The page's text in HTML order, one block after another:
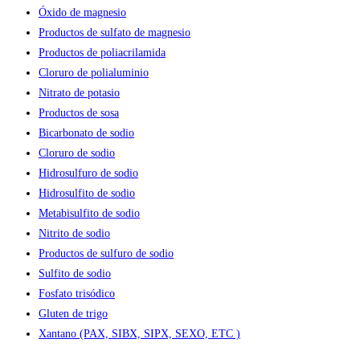
Óxido de magnesio
Productos de sulfato de magnesio
Productos de poliacrilamida
Cloruro de polialuminio
Nitrato de potasio
Productos de sosa
Bicarbonato de sodio
Cloruro de sodio
Hidrosulfuro de sodio
Hidrosulfito de sodio
Metabisulfito de sodio
Nitrito de sodio
Productos de sulfuro de sodio
Sulfito de sodio
Fosfato trisódico
Gluten de trigo
Xantano (PAX, SIBX, SIPX, SEXO, ETC )